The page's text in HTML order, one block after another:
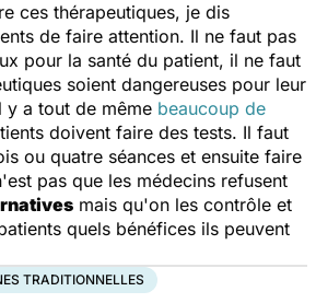
ces thérapeutiques, je dis
de faire attention. Il ne faut pas
pour la santé du patient, il ne faut
soient dangereuses pour leur
y a tout de même beaucoup de
doivent faire des tests. Il faut
ou quatre séances et ensuite faire
pas que les médecins refusent
mais qu'on les contrôle et
quels bénéfices ils peuvent
TRADITIONNELLES